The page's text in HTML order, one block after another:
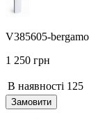
V385605-bergamo
1 250 грн
В наявності 125
Замовити